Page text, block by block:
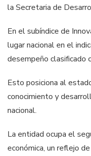
la Secretaria de
En el subíndice de
lugar nacional en el
desempeño clasificado
Esto posiciona al
conocimiento y
nacional.
La entidad ocupa el
económica, un reflejo